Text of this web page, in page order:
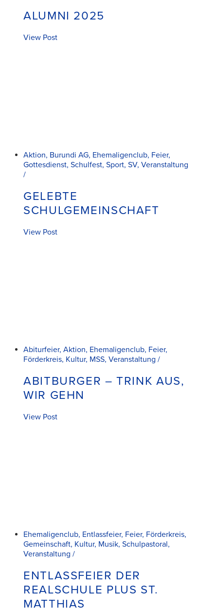
ALUMNI 2025
View Post
Aktion, Burundi AG, Ehemaligenclub, Feier,
Gottesdienst, Schulfest, Sport, SV, Veranstaltung
/
GELEBTE
SCHULGEMEINSCHAFT
View Post
Abiturfeier, Aktion, Ehemaligenclub, Feier,
Förderkreis, Kultur, MSS, Veranstaltung /
ABITBURGER – TRINK AUS,
WIR GEHN
View Post
Ehemaligenclub, Entlassfeier, Feier, Förderkreis,
Gemeinschaft, Kultur, Musik, Schulpastoral,
Veranstaltung /
ENTLASSFEIER DER
REALSCHULE PLUS ST.
MATTHIAS